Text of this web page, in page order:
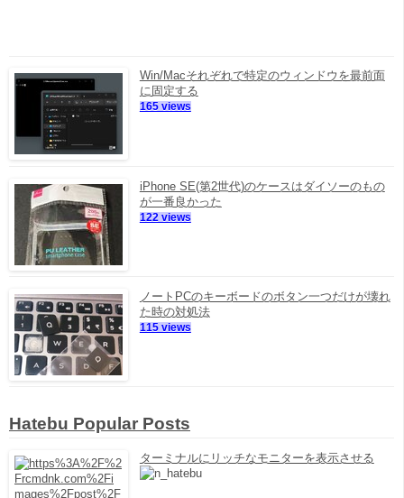
Win/Macそれぞれで特定のウィンドウを最前面
に固定する
165 views
iPhone SE(第2世代)のケースはダイソーのもの
が一番良かった
122 views
ノートPCのキーボードのボタン一つだけが壊れ
た時の対処法
115 views
Hatebu Popular Posts
ターミナルにリッチなモニターを表示させる